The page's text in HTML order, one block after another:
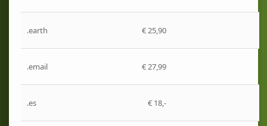
.earth € 25,90
.email € 27,99
.es € 18,-